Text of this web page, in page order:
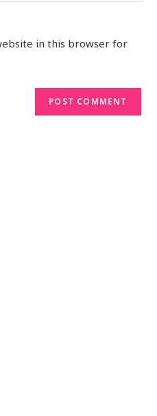
in this browser for